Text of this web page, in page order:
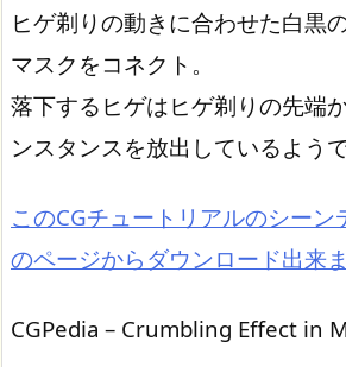
ヒゲ剃りの動きに合わせた白黒
マスクをコネクト。
落下するヒゲはヒゲ剃りの先端
ンスタンスを放出しているようで
このCGチュートリアルのシーン
のページからダウンロード出来ま
CGPedia – Crumbling Effect in